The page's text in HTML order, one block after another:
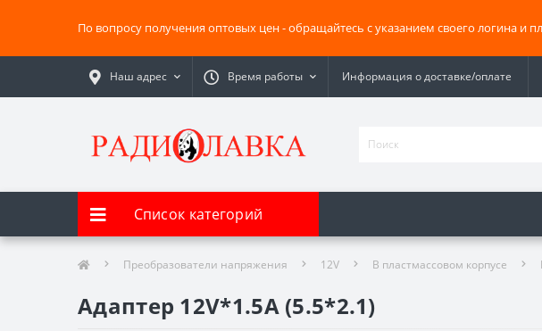
По вопросу получения оптовых цен - обращайтесь с указанием своего логина и
Наш адрес Время работы Информация о доставке/оплате
Список категорий
Преобразователи напряжения 12V В пластмассовом корпусе
Адаптер 12V*1.5A (5.5*2.1)